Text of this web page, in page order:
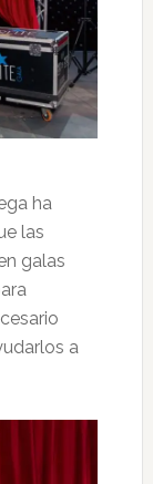
ha
las
galas
a